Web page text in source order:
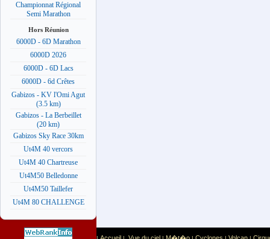
Championnat Régional
Semi Marathon
Hors Réunion
6000D - 6D Marathon
6000D 2026
6000D - 6D Lacs
6000D - 6d Crêtes
Gabizos - KV l'Omi Agut
(3.5 km)
Gabizos - La Berbeillet
(20 km)
Gabizos Sky Race 30km
Ut4M 40 vercors
Ut4M 40 Chartreuse
Ut4M50 Belledonne
Ut4M50 Taillefer
Ut4M 80 CHALLENGE